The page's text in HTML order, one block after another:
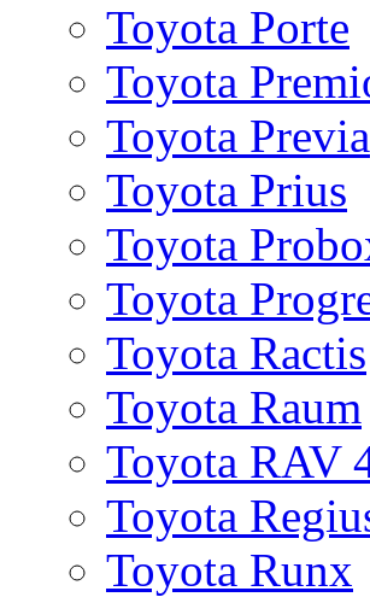
Toyota Porte
Toyota
Toyota Previa
Toyota Prius
Toyota
Toyota
Toyota Ractis
Toyota Raum
Toyota RAV
Toyota
Toyota Runx